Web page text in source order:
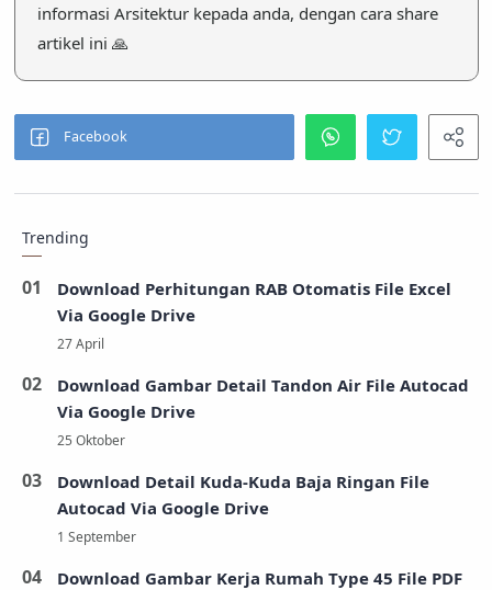
informasi Arsitektur kepada anda, dengan cara share
artikel ini 🙏
Trending
Download Perhitungan RAB Otomatis File Excel
Via Google Drive
Download Gambar Detail Tandon Air File Autocad
Via Google Drive
Download Detail Kuda-Kuda Baja Ringan File
Autocad Via Google Drive
Download Gambar Kerja Rumah Type 45 File PDF